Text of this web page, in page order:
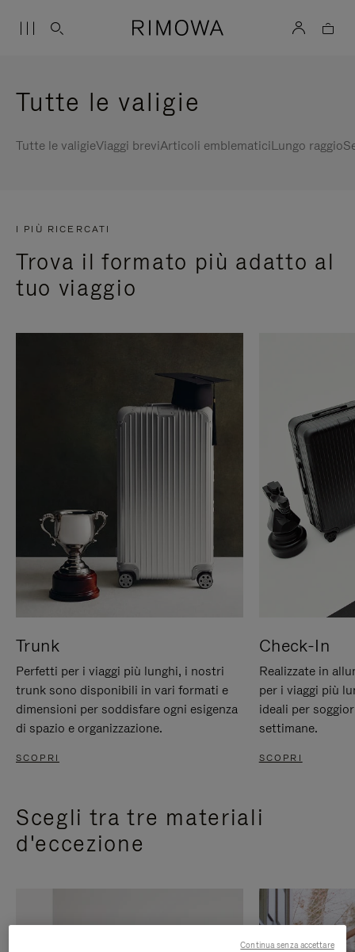
Tutte le valigie
Tutte le valigieViaggi breviArticoli emblematiciLungo raggio
I PIÙ RICERCATI
Trova il formato più adatto al
tuo viaggio
Trunk
Perfetti per i viaggi più lunghi, i nostri
trunk sono disponibili in vari formati e
dimensioni per soddisfare ogni esigenza
di spazio e organizzazione.
SCOPRI
Check-In
Realizzate in
per i viaggi più
ideali per
settimane.
SCOPRI
Scegli tra tre materiali
d'eccezione
Continua senza accettare